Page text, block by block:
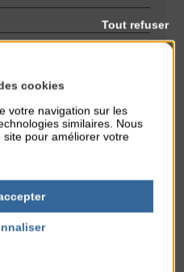
cookies
votre navigation sur les
similaires. Nous
pour améliorer votre
Tout refuser